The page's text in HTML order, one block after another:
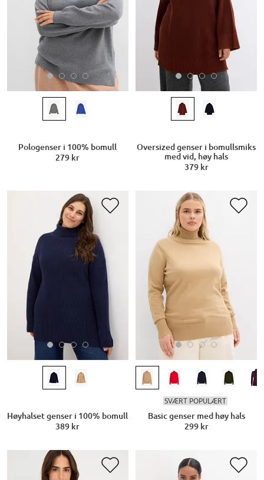
Pologenser i 100% bomull
279 kr
Oversized genser i bomullsmiks
med vid, høy hals
379 kr
Høyhalset genser i 100% bomull
389 kr
SVÆRT POPULÆRT
Basic genser med høy hals
299 kr